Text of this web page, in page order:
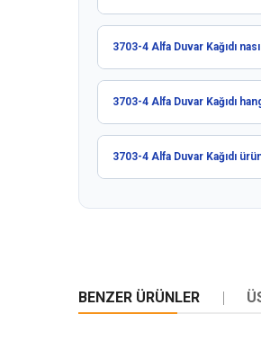
3703-4 Alfa Duvar Kağıdı
3703-4 Alfa Duvar Kağıdı
3703-4 Alfa Duvar Kağıdı
BENZER ÜRÜNLER